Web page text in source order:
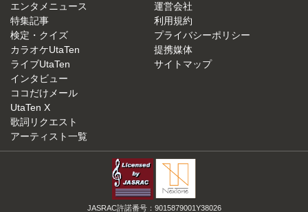
エンタメニュース
特集記事
検定・クイズ
カラオケUtaTen
ライブUtaTen
インタビュー
ココだけメール
UtaTen X
歌詞リクエスト
アーティスト一覧
運営会社
利用規約
プライバシーポリシー
提携媒体
サイトマップ
JASRAC許諾番号：9015879001Y38026